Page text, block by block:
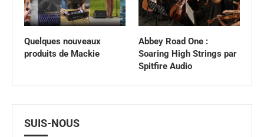
Quelques nouveaux
produits de Mackie
Abbey Road One :
Soaring High Strings par
Spitfire Audio
SUIS-NOUS